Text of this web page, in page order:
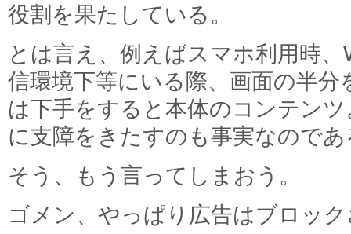
役割を果たしている。
とは言え、例えばスマホ利用時
信環境下等にいる際、画面の半
は下手をすると本体のコンテン
に支障をきたすのも事実なのであ
そう、もう言ってしまおう。
ゴメン、やっぱり広告はブロッ